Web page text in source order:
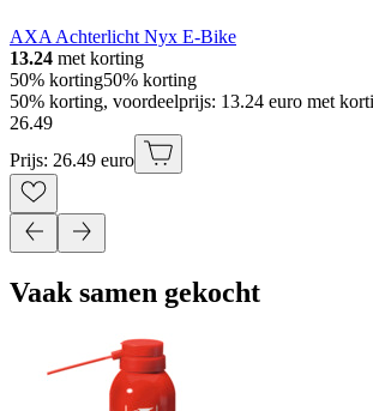
AXA Achterlicht Nyx E-Bike
13.24 met korting
50% korting50% korting
50% korting, voordeelprijs: 13.24 euro met
26.49
Prijs: 26.49 euro
Vaak samen gekocht